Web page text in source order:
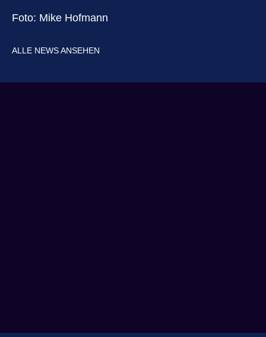
Foto: Mike Hofmann
ALLE NEWS ANSEHEN